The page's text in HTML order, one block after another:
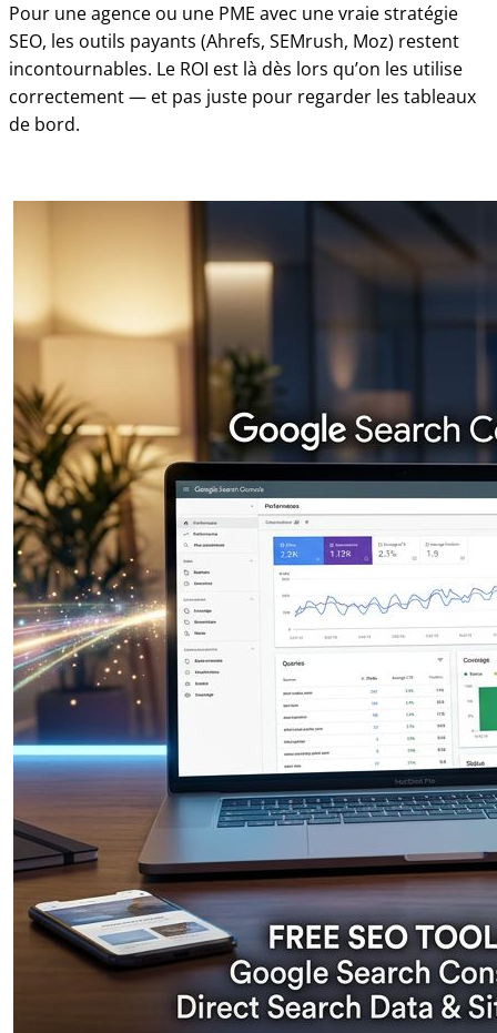
Pour une agence ou une PME avec une vraie stratégie
SEO, les outils payants (Ahrefs, SEMrush, Moz) restent
incontournables. Le ROI est là dès lors qu’on les utilise
correctement — et pas juste pour regarder les tableaux
de bord.